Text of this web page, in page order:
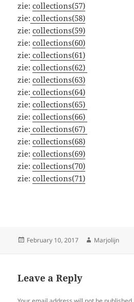
zie:collections(57)
zie: collections(58)
zie:collections(59)
zie:collections(60)
zie: collections(61)
zie:collections(62)
zie:collections(63)
zie: collections(64)
zie:collections(65)
zie:collections(66)
zie: collections(67)
zie:collections(68)
zie:collections(69)
zie:collections(70)
zie:collections(71)
Posted
February 10, 2017 Author
Marjolijn
Leave a Reply